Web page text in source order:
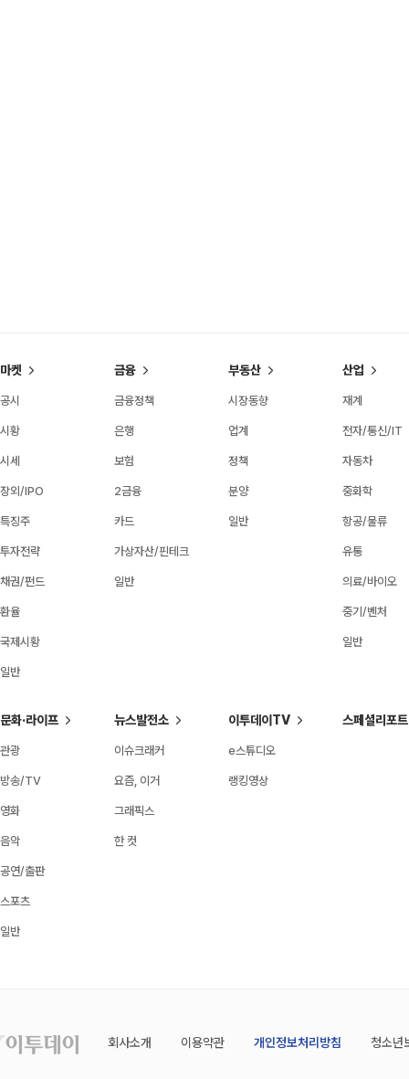
마켓
공시
시황
시세
장외/IPO
특징주
투자전략
채권/펀드
환율
국제시황
일반
금융
금융정책
은행
보험
2금융
카드
가상자산/핀테크
일반
부동산
시장동향
업계
정책
분양
일반
산업
재계
전자/통신/IT
자동차
중화학
항공/물류
유통
의료/바이오
중기/벤처
일반
문화·라이프
관광
방송/TV
영화
음악
공연/출판
스포츠
일반
뉴스발전소
이슈크래커
요즘, 이거
그래픽스
한 컷
이투데이TV
e스튜디오
랭킹영상
스페셜리포트
회사소개 이용약관 개인정보처리방침 청소년